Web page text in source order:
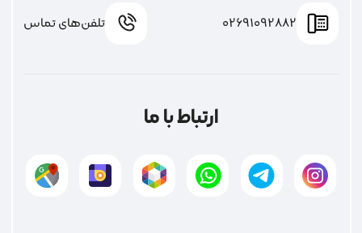
02691092882 تلفن‌های تماس
ارتباط با ما